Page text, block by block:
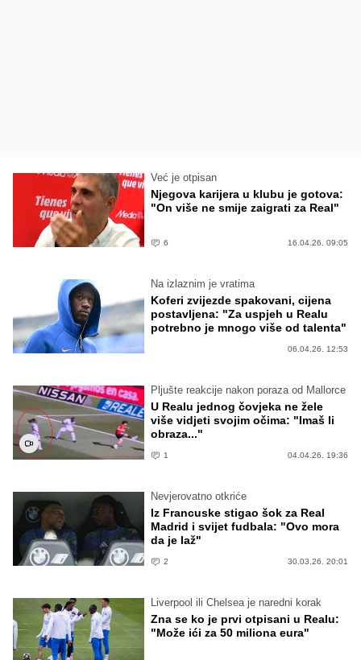
Već je otpisan
Njegova karijera u klubu je gotova:
"On više ne smije zaigrati za Real"
6 16.04.26. 09:05
Na izlaznim je vratima
Koferi zvijezde spakovani, cijena
postavljena: "Za uspjeh u Realu
potrebno je mnogo više od talenta"
06.04.26. 12:53
Pljušte reakcije nakon poraza od Mallorce
U Realu jednog čovjeka ne žele
više vidjeti svojim očima: "Imaš li
obraza..."
1 04.04.26. 19:36
Nevjerovatno otkriće
Iz Francuske stigao šok za Real
Madrid i svijet fudbala: "Ovo mora
da je laž"
2 30.03.26. 20:01
Liverpool ili Chelsea je naredni korak
Zna se ko je prvi otpisani u Realu:
"Može ići za 50 miliona eura"